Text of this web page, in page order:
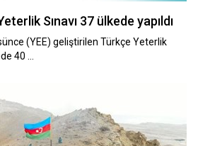
Sınavı 37 ülkede yapıldı
(YEE) geliştirilen Türkçe Yeterlik
40 …